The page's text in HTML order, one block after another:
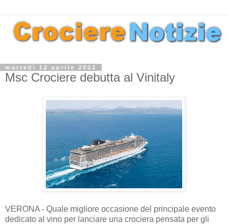
martedì 12 aprile 2022
Msc Crociere debutta al Vinitaly
VERONA - Quale migliore occasione del principale evento
dedicato al vino per lanciare una crociera pensata per gli